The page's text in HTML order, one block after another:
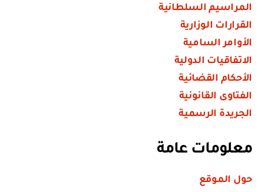
المراسيم السلطانية
القرارات الوزارية
الأوامر السامية
الاتفاقيات الدولية
الأحكام القضائية
الفتاوى القانونية
الجريدة الرسمية
معلومات عامة
حول الموقع